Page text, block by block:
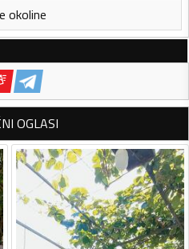
okoline
OGLASI